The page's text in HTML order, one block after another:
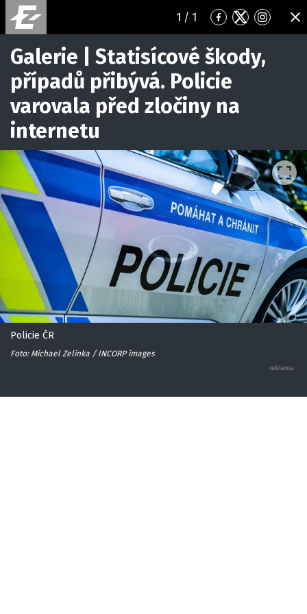
1 / 1
Přejít
na
Facebook
Přejít
na
Twitter
Přejít
na
Galerie | Statisícové škody,
případů přibývá. Policie
varovala před zločiny na
internetu
Policie ČR
Foto: Michael Zelinka / INCORP images